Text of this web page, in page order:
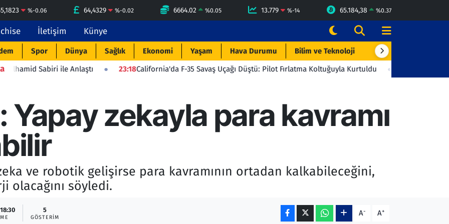
%-0.06 64,4329 %-0.02 6664.02 %0.05 13.779 %-14 65.184,38 %0.37
İletişim Künye
Spor Dünya Sağlık Ekonomi Yaşam Hava Durumu Bilim ve Teknoloji Çevre & Doğa
ile Anlaştı 23:18California'da F-35 Savaş Uçağı Düştü: Pilot Fırlatma Koltuğuyla Kurtuldu 23:06Beşiktaş'tan
Yapay zekayla para kavramı
ve robotik gelişirse para kavramının ortadan kalkabileceğini,
olacağını söyledi.
5
GÖSTERIM A- A+